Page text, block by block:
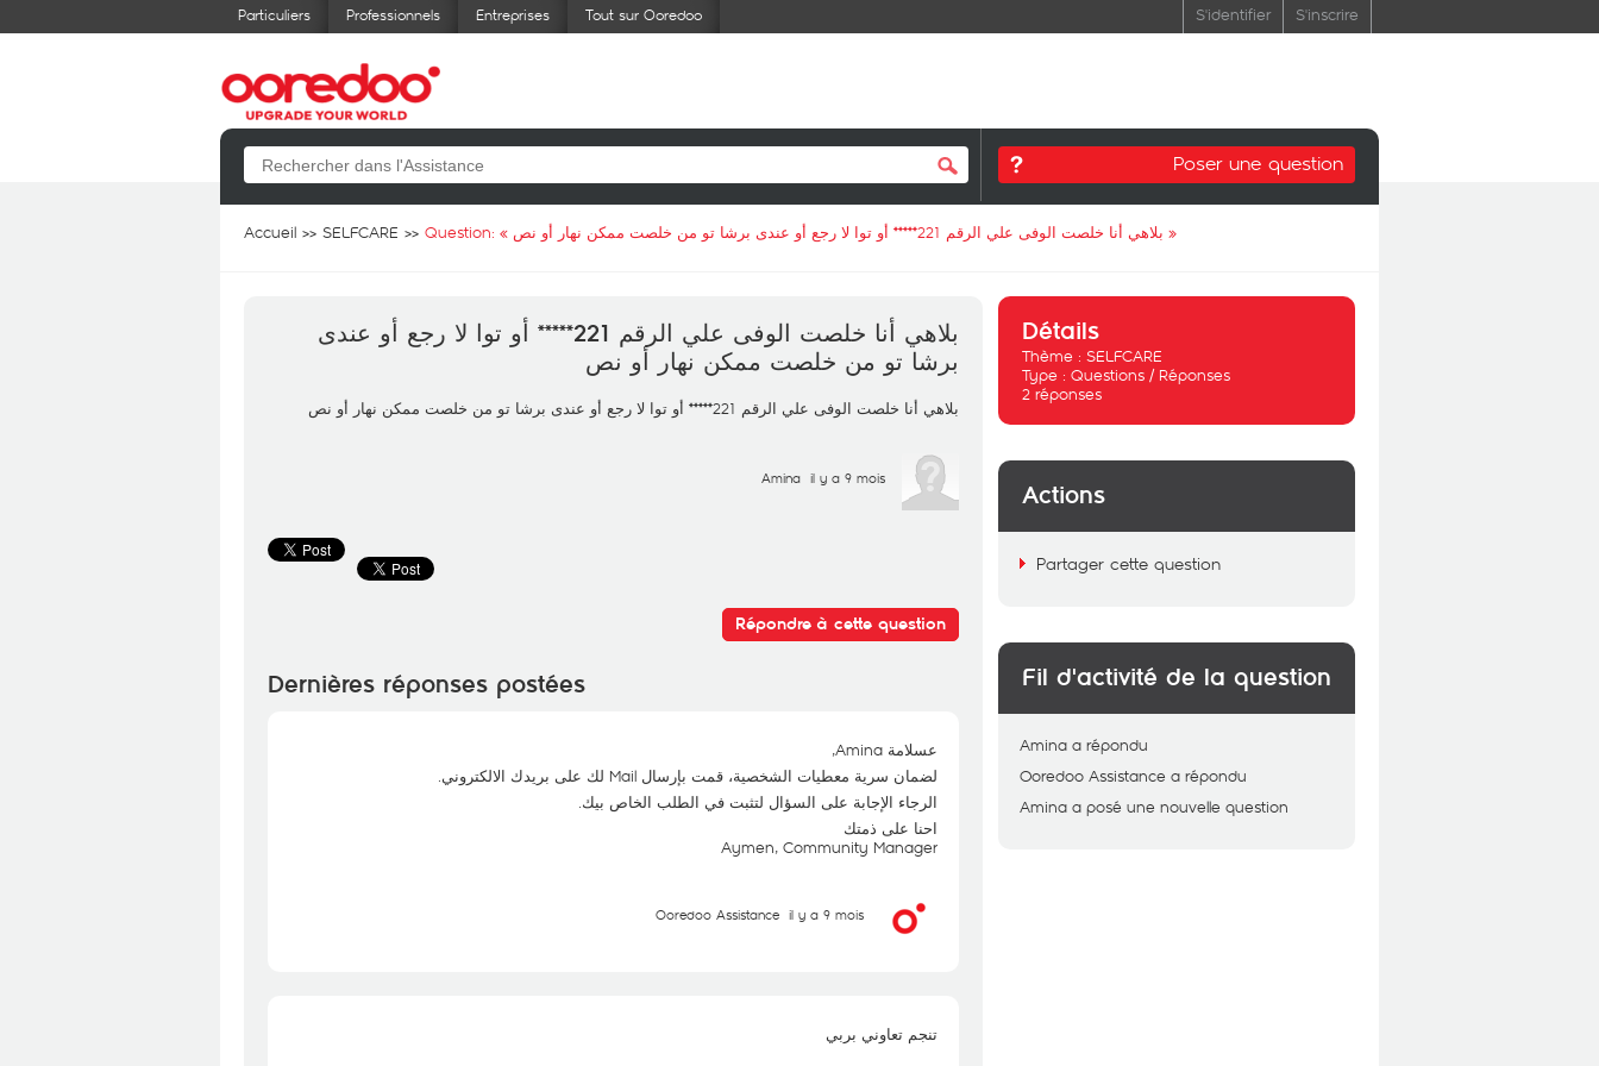
Particuliers Professionnels Entreprises Tout sur Ooredoo S'identifier S'inscrire
Poser une question
Accueil SELFCARE Question: « بلاهي أنا خلصت الوفى علي الرقم 221***** أو توا لا رجع أو عندى برشا تو من خلصت ممكن نهار أو نص »
بلاهي أنا خلصت الوفى علي الرقم 221***** أو توا لا رجع أو عندى
برشا تو من خلصت ممكن نهار أو نص
بلاهي أنا خلصت الوفى علي الرقم 221***** أو توا لا رجع أو عندى برشا تو من خلصت ممكن نهار أو نص
Amina il y a 9 mois
Répondre à cette question
Dernières réponses postées
عسلامة Amina,
لضمان سرية معطيات الشخصية، قمت بإرسال Mail لك على بريدك الالكتروني.
الرجاء الإجابة على السؤال لتثبت في الطلب الخاص بيك.
احنا على ذمتك
Aymen, Community Manager
Ooredoo Assistance il y a 9 mois
تنجم تعاوني بربي
Détails
Thème : SELFCARE
Type : Questions / Réponses
2 réponses
Actions
Partager cette question
Fil d'activité de la question
Amina a répondu
Ooredoo Assistance a répondu
Amina a posé une nouvelle question